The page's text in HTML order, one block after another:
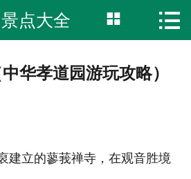
首页
旅游攻略
景点大全  
华孝道园游玩攻略）
立的蓼莪禅寺，在观音胜境